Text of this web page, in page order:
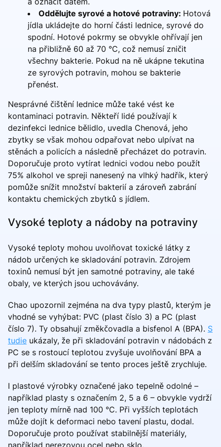
Oddělujte syrové a hotové potraviny: Hotová
jídla ukládejte do horní části lednice, syrové do
spodní. Hotové pokrmy se obvykle ohřívají jen
na přibližně 60 až 70 °C, což nemusí zničit
všechny bakterie. Pokud na ně ukápne tekutina
ze syrových potravin, mohou se bakterie
přenést.
Nesprávné čištění lednice může také vést ke
kontaminaci potravin. Někteří lidé používají k
dezinfekci lednice bělidlo, uvedla Chenová, jeho
zbytky se však mohou odpařovat nebo ulpívat na
stěnách a policích a následně přecházet do potravin.
Doporučuje proto vytírat lednici vodou nebo použít
75% alkohol ve spreji nanesený na vlhký hadřík, který
pomůže snížit množství bakterií a zároveň zabrání
kontaktu chemických zbytků s jídlem.
Vysoké teploty a nádoby na potraviny
Vysoké teploty mohou uvolňovat toxické látky z
nádob určených ke skladování potravin. Zdrojem
toxinů nemusí být jen samotné potraviny, ale také
obaly, ve kterých jsou uchovávány.
Chao upozornil zejména na dva typy plastů, kterým je
vhodné se vyhýbat: PVC (plast číslo 3) a PC (plast
číslo 7). Ty obsahují změkčovadla a bisfenol A (BPA). S
tudie ukázaly, že při skladování potravin v nádobách z
PC se s rostoucí teplotou zvyšuje uvolňování BPA a
při delším skladování se tento proces ještě zrychluje.
I plastové výrobky označené jako tepelně odolné –
například plasty s označením 2, 5 a 6 – obvykle vydrží
jen teploty mírně nad 100 °C. Při vyšších teplotách
může dojít k deformaci nebo tavení plastu, dodal.
Doporučuje proto používat stabilnější materiály,
například nerezovou ocel nebo sklo.